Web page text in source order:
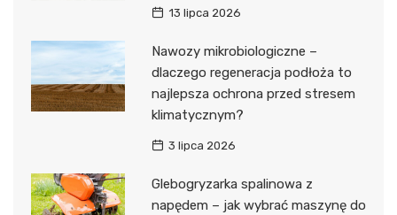
13 lipca 2026
Nawozy mikrobiologiczne –
dlaczego regeneracja podłoża to
najlepsza ochrona przed stresem
klimatycznym?
3 lipca 2026
Glebogryzarka spalinowa z
napędem – jak wybrać maszynę do